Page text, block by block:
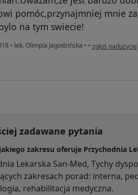
pomóc,przynajmniej mnie
na tym swiecie!
• lek. Olimpia Jagodzińska • • w opinii
zgłoś nadużycie
zadawane pytania
zakresu oferuje Przychodnia
Lekarska San-Med, Tychy
zakresach porad: interna,
rehabilitacja medyczna.